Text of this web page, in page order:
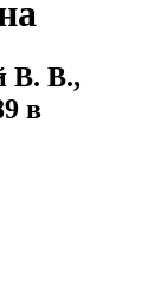
В. В.,
в